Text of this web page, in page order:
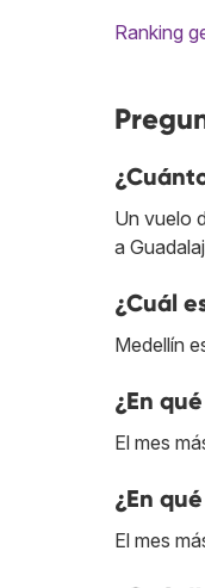
Ranking
Un vuelo
a
¿Cuál
Medellín
¿En
El mes
¿En
El mes